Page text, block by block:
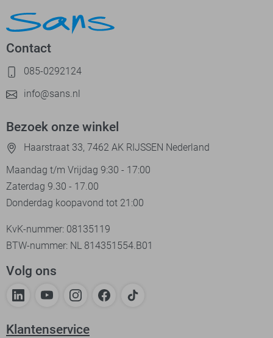
Contact
085-0292124
info@sans.nl
Bezoek onze winkel
Haarstraat 33, 7462 AK RIJSSEN Nederland
Maandag t/m Vrijdag 9:30 - 17:00
Zaterdag 9.30 - 17.00
Donderdag koopavond tot 21:00
KvK-nummer: 08135119
BTW-nummer: NL 814351554.B01
Volg ons
Klantenservice